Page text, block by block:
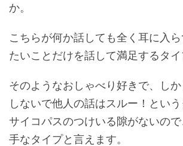
か。
こちらが何か話しても全く耳に入
たいことだけを話して満足するタイ
そのようなおしゃべり好きで、し
しないで他人の話はスルー！という
サイコパスのつけいる隙がないの
手なタイプと言えます。